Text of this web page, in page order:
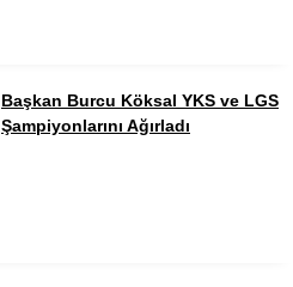
Başkan Burcu Köksal YKS ve LGS
Şampiyonlarını Ağırladı